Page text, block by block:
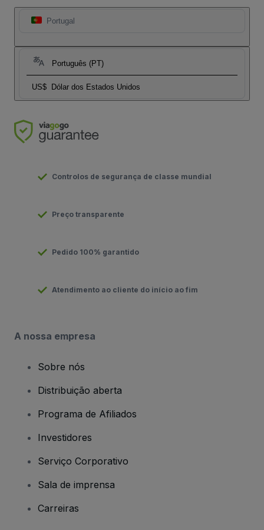
Portugal
Português (PT)
US$ Dólar dos Estados Unidos
Controlos de segurança de classe mundial
Preço transparente
Pedido 100% garantido
Atendimento ao cliente do início ao fim
A nossa empresa
Sobre nós
Distribuição aberta
Programa de Afiliados
Investidores
Serviço Corporativo
Sala de imprensa
Carreiras